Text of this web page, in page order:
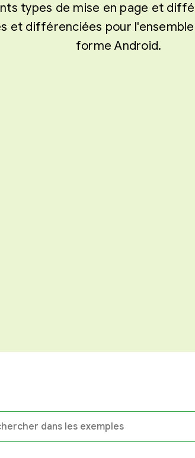
types de mise en page et
et différenciées pour
forme Android.